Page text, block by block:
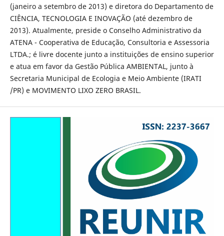
(janeiro a setembro de 2013) e diretora do Departamento de
CIÊNCIA, TECNOLOGIA E INOVAÇÃO (até dezembro de
2013). Atualmente, preside o Conselho Administrativo da
ATENA - Cooperativa de Educação, Consultoria e Assessoria
LTDA.; é livre docente junto a instituições de ensino superior
e atua em favor da Gestão Pública AMBIENTAL, junto à
Secretaria Municipal de Ecologia e Meio Ambiente (IRATI
/PR) e MOVIMENTO LIXO ZERO BRASIL.